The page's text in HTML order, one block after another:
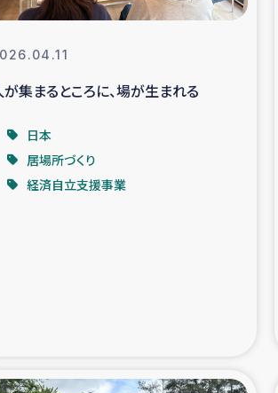
ガザ地区での
急支援 ガザ地区酪農を
改善事業
援 デニヤ
が集まるところに、場が生まれる
日本
居場所づくり
経済自立支援事業